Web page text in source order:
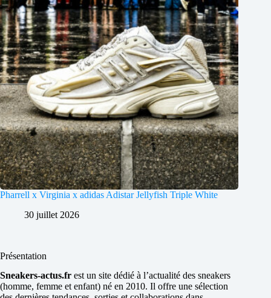
Pharrell x Virginia x adidas Adistar Jellyfish Triple White
30 juillet 2026
Présentation
Sneakers-actus.fr est un site dédié à l’actualité des sneakers
(homme, femme et enfant) né en 2010. Il offre une sélection